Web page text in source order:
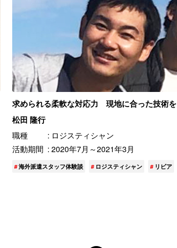
求められる柔軟な対応力 現地に合った技術を
松田 隆行
職種
ロジスティシャン
活動期間
2020年7月～2021年3月
海外派遣スタッフ体験談 ロジスティシャン リビア